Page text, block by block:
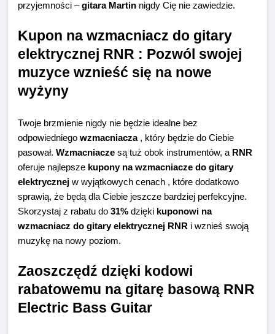
przyjemności –gitara Martin nigdy Cię nie zawiedzie.
Kupon na wzmacniacz do gitary
elektrycznej RNR : Pozwól swojej
muzyce wznieść się na nowe
wyżyny
Twoje brzmienie nigdy nie będzie idealne bez
odpowiedniego wzmacniacza, który będzie do Ciebie
pasował. Wzmacniacze są tuż obok instrumentów, a RNR
oferuje najlepsze kupony na wzmacniacze do gitary
elektrycznej w wyjątkowych cenach , które dodatkowo
sprawią, że będą dla Ciebie jeszcze bardziej perfekcyjne.
Skorzystaj z rabatu do 31% dzięki kuponowi na
wzmacniacz do gitary elektrycznej RNR i wznieś swoją
muzykę na nowy poziom.
Zaoszczędź dzięki kodowi
rabatowemu na gitarę basową RNR
Electric Bass Guitar